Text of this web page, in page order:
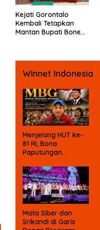
Kejati Gorontalo
Kembali Tetapkan
Mantan Bupati Bone
Winnet Indonesia
Menjelang HUT ke-
81 RI, Bona
Paputungan
Lagu MBG untuk
Masa Depan Anak
Bangsa
Mata Siber dan
Srikandi di Garis